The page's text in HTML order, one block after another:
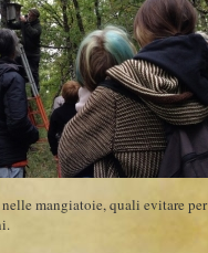
mangiatoie, quali evitare per